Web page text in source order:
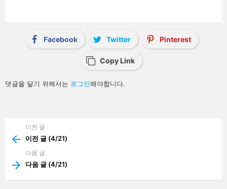
Facebook Twitter Pinterest
Copy Link
답
글
댓글을 달기 위해서는 로그인해야합니다.
more
이전 글
이전 글 (4/21)
다음 글
다음 글 (4/21)